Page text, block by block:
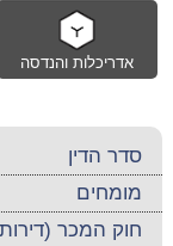
אדריכלות והנדסה
סדר הדין
מומחים
חוק המכר